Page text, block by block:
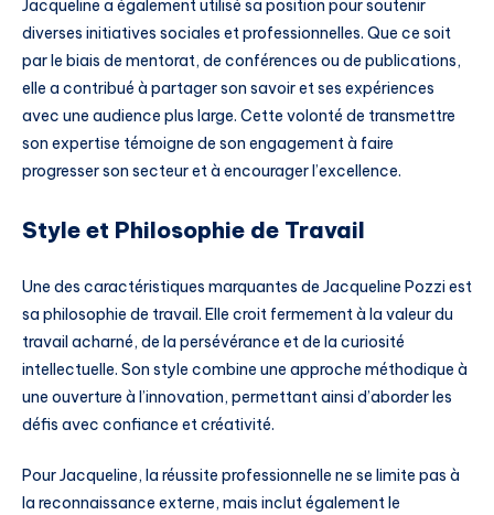
Jacqueline a également utilisé sa position pour soutenir
diverses initiatives sociales et professionnelles. Que ce soit
par le biais de mentorat, de conférences ou de publications,
elle a contribué à partager son savoir et ses expériences
avec une audience plus large. Cette volonté de transmettre
son expertise témoigne de son engagement à faire
progresser son secteur et à encourager l’excellence.
Style et Philosophie de Travail
Une des caractéristiques marquantes de Jacqueline Pozzi est
sa philosophie de travail. Elle croit fermement à la valeur du
travail acharné, de la persévérance et de la curiosité
intellectuelle. Son style combine une approche méthodique à
une ouverture à l’innovation, permettant ainsi d’aborder les
défis avec confiance et créativité.
Pour Jacqueline, la réussite professionnelle ne se limite pas à
la reconnaissance externe, mais inclut également le